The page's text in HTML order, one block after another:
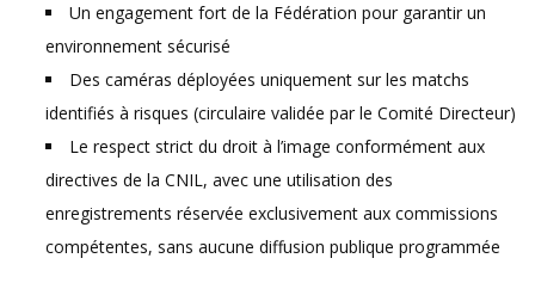
Un engagement fort de la Fédération pour garantir un
environnement sécurisé
Des caméras déployées uniquement sur les matchs
identifiés à risques (circulaire validée par le Comité Directeur)
Le respect strict du droit à l’image conformément aux
directives de la CNIL, avec une utilisation des
enregistrements réservée exclusivement aux commissions
compétentes, sans aucune diffusion publique programmée